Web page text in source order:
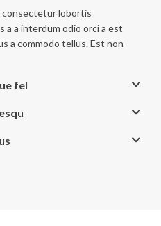
consectetur lobortis
a interdum odio orci a est
a commodo tellus. Est non
fel